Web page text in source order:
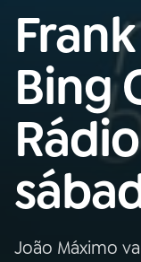
Buscar
na
Rádio
MEC
01 INÍCIO
02 A RÁDIO
03
Bing
João Máximo